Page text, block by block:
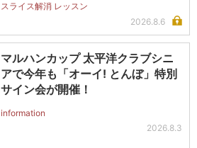
スライス解消 レッスン
2026.8.6
マルハンカップ 太平洋クラブシニ
アで今年も「オーイ! とんぼ」特別
サイン会が開催！
information
2026.8.3